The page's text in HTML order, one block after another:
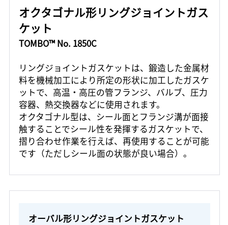
オクタゴナル形リングジョイントガス
ケット
TOMBO™ No. 1850C
リングジョイントガスケットは、鍛造した金属材
料を機械加工により所定の形状に加工したガスケ
ットで、高温・高圧の管フランジ、バルブ、圧力
容器、熱交換器などに使用されます。
オクタゴナル型は、シール面とフランジ溝が面接
触することでシール性を発揮するガスケットで、
摺り合わせ作業を行えば、再使用することが可能
です（ただしシール面の状態が良い場合）。
オーバル形リングジョイントガスケット